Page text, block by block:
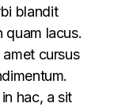
blandit
quam lacus.
cursus
hac, a sit